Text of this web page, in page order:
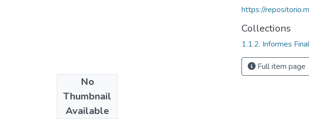
No
Thumbnail
Available
1988
https://
Collections
1.1.2. Informes
Full item page